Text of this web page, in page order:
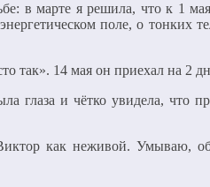
в марте я решила, что к 1
поле, о
так». 14 мая он приехал на 2
глаза и чётко увидела, что
как неживой.